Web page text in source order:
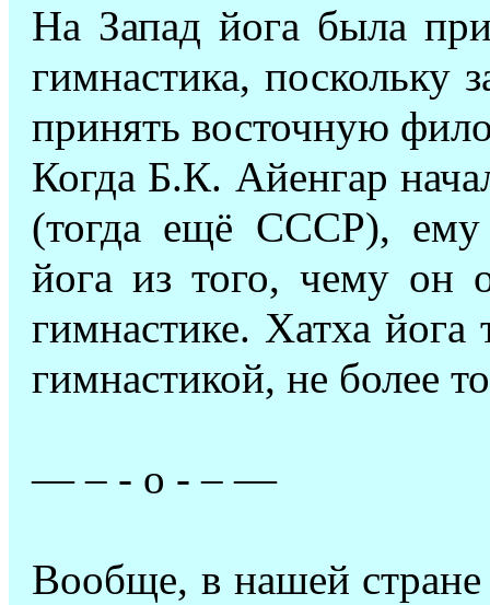
На Запад йога была
гимнастика, поскольку
принять восточную
Когда Б.К. Айенгар
(тогда ещё СССР), ему
йога из того, чему он
гимнастике. Хатха йога
гимнастикой, не более
— – - o - – —
Вообще, в нашей